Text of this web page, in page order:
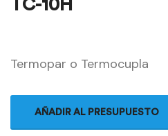
TC-10H
Termopar o Termocupla
AÑADIR AL PRESUPUESTO